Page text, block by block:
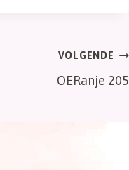
VOLGENDE
OERanje 205